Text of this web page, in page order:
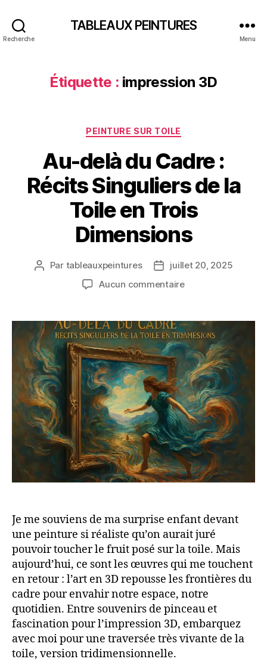
Recherche
TABLEAUX PEINTURES
Menu
Étiquette : impression 3D
Catégories
PEINTURE SUR TOILE
Au-delà du Cadre :
Récits Singuliers de la
Toile en Trois
Dimensions
Auteur
Par tableauxpeintures
Datejuillet 20, 2025
Aucun commentairesur
du
Cadre :
Récits
Singuliers
de
la
Toile
en
Trois
Dimensions
Je me souviens de ma surprise enfant devant
une peinture si réaliste qu’on aurait juré
pouvoir toucher le fruit posé sur la toile. Mais
aujourd’hui, ce sont les œuvres qui me touchent
en retour : l’art en 3D repousse les frontières du
cadre pour envahir notre espace, notre
quotidien. Entre souvenirs de pinceau et
fascination pour l’impression 3D, embarquez
avec moi pour une traversée très vivante de la
toile, version tridimensionnelle.